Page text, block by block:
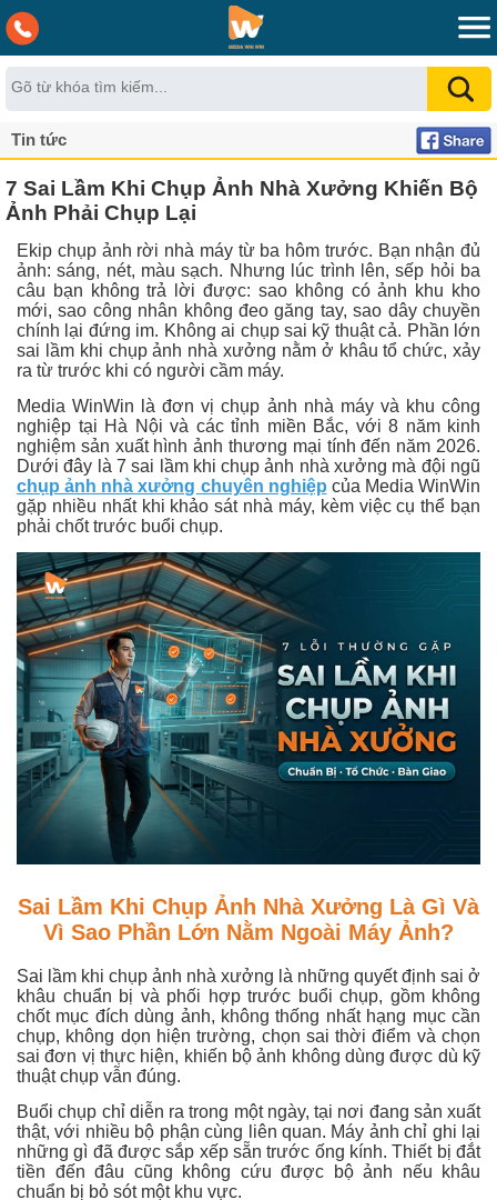
Tin tức
7 Sai Lầm Khi Chụp Ảnh Nhà Xưởng Khiến Bộ
Ảnh Phải Chụp Lại
Ekip chụp ảnh rời nhà máy từ ba hôm trước. Bạn nhận đủ
ảnh: sáng, nét, màu sạch. Nhưng lúc trình lên, sếp hỏi ba
câu bạn không trả lời được: sao không có ảnh khu kho
mới, sao công nhân không đeo găng tay, sao dây chuyền
chính lại đứng im. Không ai chụp sai kỹ thuật cả. Phần lớn
sai lầm khi chụp ảnh nhà xưởng nằm ở khâu tổ chức, xảy
ra từ trước khi có người cầm máy.
Media WinWin là đơn vị chụp ảnh nhà máy và khu công
nghiệp tại Hà Nội và các tỉnh miền Bắc, với 8 năm kinh
nghiệm sản xuất hình ảnh thương mại tính đến năm 2026.
Dưới đây là 7 sai lầm khi chụp ảnh nhà xưởng mà đội ngũ
chụp ảnh nhà xưởng chuyên nghiệp của Media WinWin
gặp nhiều nhất khi khảo sát nhà máy, kèm việc cụ thể bạn
phải chốt trước buổi chụp.
Sai Lầm Khi Chụp Ảnh Nhà Xưởng Là Gì Và
Vì Sao Phần Lớn Nằm Ngoài Máy Ảnh?
Sai lầm khi chụp ảnh nhà xưởng là những quyết định sai ở
khâu chuẩn bị và phối hợp trước buổi chụp, gồm không
chốt mục đích dùng ảnh, không thống nhất hạng mục cần
chụp, không dọn hiện trường, chọn sai thời điểm và chọn
sai đơn vị thực hiện, khiến bộ ảnh không dùng được dù kỹ
thuật chụp vẫn đúng.
Buổi chụp chỉ diễn ra trong một ngày, tại nơi đang sản xuất
thật, với nhiều bộ phận cùng liên quan. Máy ảnh chỉ ghi lại
những gì đã được sắp xếp sẵn trước ống kính. Thiết bị đắt
tiền đến đâu cũng không cứu được bộ ảnh nếu khâu
chuẩn bị bỏ sót một khu vực.